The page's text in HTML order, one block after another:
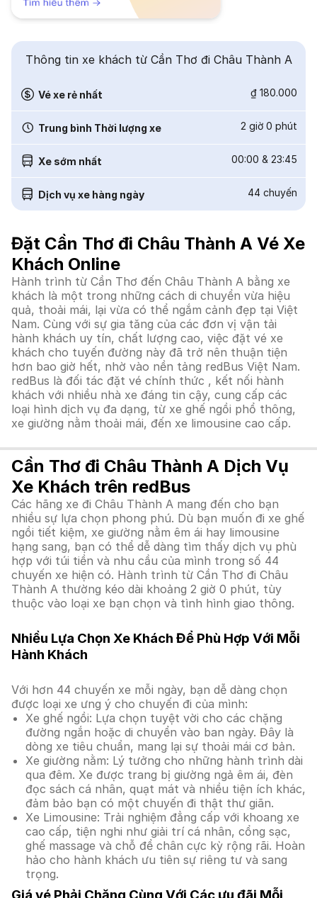
Thông tin xe khách từ Cần Thơ đi Châu Thành A
Vé xe rẻ nhất ₫ 180.000
Trung bình Thời lượng xe 2 giờ 0 phút
Xe sớm nhất 00:00 & 23:45
Dịch vụ xe hàng ngày 44 chuyến
Đặt Cần Thơ đi Châu Thành A Vé Xe
Khách Online
Hành trình từ Cần Thơ đến Châu Thành A bằng xe
khách là một trong những cách di chuyển vừa hiệu
quả, thoải mái, lại vừa có thể ngắm cảnh đẹp tại Việt
Nam. Cùng với sự gia tăng của các đơn vị vận tải
hành khách uy tín, chất lượng cao, việc đặt vé xe
khách cho tuyến đường này đã trở nên thuận tiện
hơn bao giờ hết, nhờ vào nền tảng redBus Việt Nam.
redBus là đối tác đặt vé chính thức , kết nối hành
khách với nhiều nhà xe đáng tin cậy, cung cấp các
loại hình dịch vụ đa dạng, từ xe ghế ngồi phổ thông,
xe giường nằm thoải mái, đến xe limousine cao cấp.
Cần Thơ đi Châu Thành A Dịch Vụ
Xe Khách trên redBus
Các hãng xe đi Châu Thành A mang đến cho bạn
nhiều sự lựa chọn phong phú. Dù bạn muốn đi xe ghế
ngồi tiết kiệm, xe giường nằm êm ái hay limousine
hạng sang, bạn có thể dễ dàng tìm thấy dịch vụ phù
hợp với túi tiền và nhu cầu của mình trong số 44
chuyến xe hiện có. Hành trình từ Cần Thơ đi Châu
Thành A thường kéo dài khoảng 2 giờ 0 phút, tùy
thuộc vào loại xe bạn chọn và tình hình giao thông.
Nhiều Lựa Chọn Xe Khách Để Phù Hợp Với Mỗi
Hành Khách
Với hơn 44 chuyến xe mỗi ngày, bạn dễ dàng chọn
được loại xe ưng ý cho chuyến đi của mình:
Xe ghế ngồi: Lựa chọn tuyệt vời cho các chặng
đường ngắn hoặc di chuyển vào ban ngày. Đây là
dòng xe tiêu chuẩn, mang lại sự thoải mái cơ bản.
Xe giường nằm: Lý tưởng cho những hành trình dài
qua đêm. Xe được trang bị giường ngả êm ái, đèn
đọc sách cá nhân, quạt mát và nhiều tiện ích khác,
đảm bảo bạn có một chuyến đi thật thư giãn.
Xe Limousine: Trải nghiệm đẳng cấp với khoang xe
cao cấp, tiện nghi như giải trí cá nhân, cổng sạc,
ghế massage và chỗ để chân cực kỳ rộng rãi. Hoàn
hảo cho hành khách ưu tiên sự riêng tư và sang
trọng.